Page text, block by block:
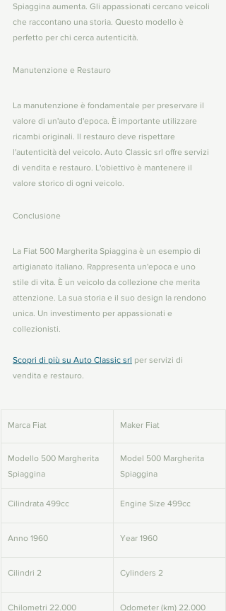
Spiaggina aumenta. Gli appassionati cercano veicoli
che raccontano una storia. Questo modello è
perfetto per chi cerca autenticità.
Manutenzione e Restauro
La manutenzione è fondamentale per preservare il
valore di un'auto d'epoca. È importante utilizzare
ricambi originali. Il restauro deve rispettare
l'autenticità del veicolo. Auto Classic srl offre servizi
di vendita e restauro. L'obiettivo è mantenere il
valore storico di ogni veicolo.
Conclusione
La Fiat 500 Margherita Spiaggina è un esempio di
artigianato italiano. Rappresenta un'epoca e uno
stile di vita. È un veicolo da collezione che merita
attenzione. La sua storia e il suo design la rendono
unica. Un investimento per appassionati e
collezionisti.
Scopri di più su Auto Classic srl per servizi di
vendita e restauro.
Marca Fiat Maker Fiat
Modello 500 Margherita
Spiaggina
Model 500 Margherita
Spiaggina
Cilindrata 499cc Engine Size 499cc
Anno 1960 Year 1960
Cilindri 2 Cylinders 2
Chilometri 22.000 Odometer (km) 22.000